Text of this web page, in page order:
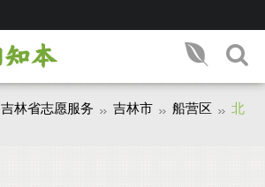
吉林省志愿服务 吉林市 船营区
北